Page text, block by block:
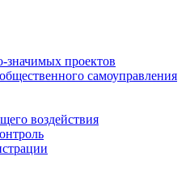
значимых проектов
самоуправления
воздействия